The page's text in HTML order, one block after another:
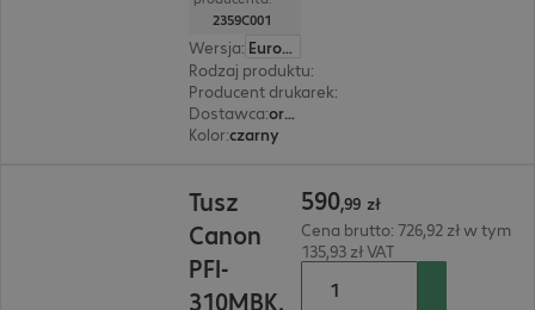
2359C001
Wersja:
Europa
Rodzaj produktu:
Producent drukarek:
Dostawca:
oryginalny
Kolor:czarny
Tusz
Canon
PFI-
310MBK,
590,99 zł
Cena brutto: 726,92 zł w tym
135,93 zł VAT